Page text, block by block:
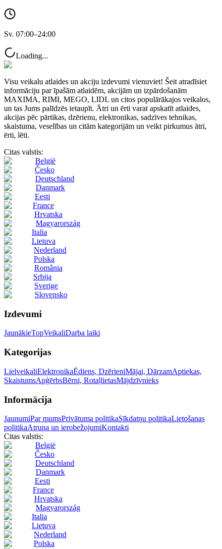
Sv. 07:00–24:00
Loading...
Visu veikalu atlaides un akciju izdevumi vienuviet! Šeit atradīsiet
informāciju par īpašām atlaidēm, akcijām un izpārdošanām
MAXIMA, RIMI, MEGO, LIDL un citos populārākajos veikalos,
un tas Jums palīdzēs ietaupīt. Ātri un ērti varat apskatīt atlaides,
akcijas pēc pārtikas, dzērienu, elektronikas, sadzīves tehnikas,
skaistuma, veselības un citām kategorijām un veikt pirkumus ātri,
ērti, lēti.
Citas valstis:
België
Česko
Deutschland
Danmark
Eesti
France
Hrvatska
Magyarország
Italia
Lietuva
Nederland
Polska
România
Srbija
Sverige
Slovensko
Izdevumi
JaunākieTopVeikaliDarba laiki
Kategorijas
LielveikaliElektronikaĒdiens, DzērieniMājai, DārzamAptiekas,
SkaistumsApģērbsBērni, RotaļlietasMājdzīvnieks
Informācija
JaunumiPar mumsPrivātuma politikaSīkdatņu politikaLietošanas
politikaAtruna un ierobežojumiKontakti
Citas valstis:
België
Česko
Deutschland
Danmark
Eesti
France
Hrvatska
Magyarország
Italia
Lietuva
Nederland
Polska